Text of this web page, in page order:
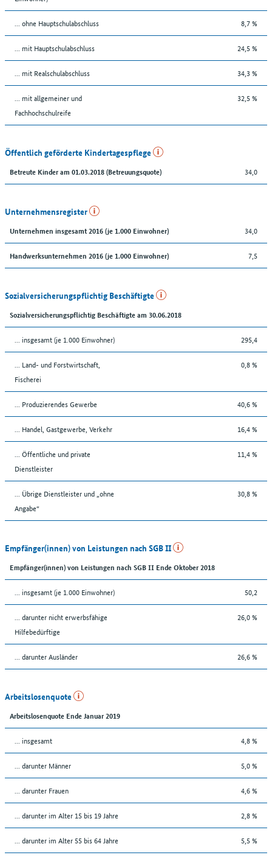
... ohne Hauptschulabschluss 8,7 %
... mit Hauptschulabschluss 24,5 %
... mit Realschulabschluss 34,3 %
... mit allgemeiner und
Fachhochschulreife
32,5 %
Öffentlich geförderte Kindertagespflege
Betreute Kinder am 01.03.2018 (Betreuungsquote) 34,0
Unternehmensregister
Unternehmen insgesamt 2016 (je 1.000 Einwohner) 34,0
Handwerksunternehmen 2016 (je 1.000 Einwohner) 7,5
Sozialversicherungspflichtig Beschäftigte
Sozialversicherungspflichtig Beschäftigte am 30.06.2018
... insgesamt (je 1.000 Einwohner) 295,4
... Land- und Forstwirtschaft,
Fischerei
0,8 %
... Produzierendes Gewerbe 40,6 %
... Handel, Gastgewerbe, Verkehr 16,4 %
... Öffentliche und private
Dienstleister
11,4 %
... Übrige Dienstleister und „ohne
Angabe“
30,8 %
Empfänger(innen) von Leistungen nach SGB II
Empfänger(innen) von Leistungen nach SGB II Ende Oktober 2018
... insgesamt (je 1.000 Einwohner) 50,2
... darunter nicht erwerbsfähige
Hilfebedürftige
26,0 %
... darunter Ausländer 26,6 %
Arbeitslosenquote
Arbeitslosenquote Ende Januar 2019
... insgesamt 4,8 %
... darunter Männer 5,0 %
... darunter Frauen 4,6 %
... darunter im Alter 15 bis 19 Jahre 2,8 %
... darunter im Alter 55 bis 64 Jahre 5,5 %